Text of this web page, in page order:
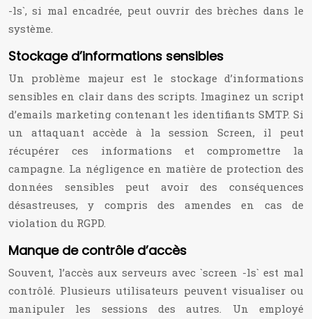
-ls`, si mal encadrée, peut ouvrir des brèches dans le
système.
Stockage d’informations sensibles
Un problème majeur est le stockage d’informations
sensibles en clair dans des scripts. Imaginez un script
d’emails marketing contenant les identifiants SMTP. Si
un attaquant accède à la session Screen, il peut
récupérer ces informations et compromettre la
campagne. La négligence en matière de protection des
données sensibles peut avoir des conséquences
désastreuses, y compris des amendes en cas de
violation du RGPD.
Manque de contrôle d’accès
Souvent, l’accès aux serveurs avec `screen -ls` est mal
contrôlé. Plusieurs utilisateurs peuvent visualiser ou
manipuler les sessions des autres. Un employé